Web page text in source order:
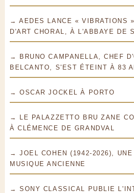
→ AEDES LANCE « VIBRATIONS
D'ART CHORAL, À L'ABBAYE DE
→ BRUNO CAMPANELLA, CHEF
BELCANTO, S'EST ÉTEINT À 83
→ OSCAR JOCKEL À PORTO
→ LE PALAZZETTO BRU ZANE
À CLÉMENCE DE GRANDVAL
→ JOEL COHEN (1942-2026),
MUSIQUE ANCIENNE
→ SONY CLASSICAL PUBLIE